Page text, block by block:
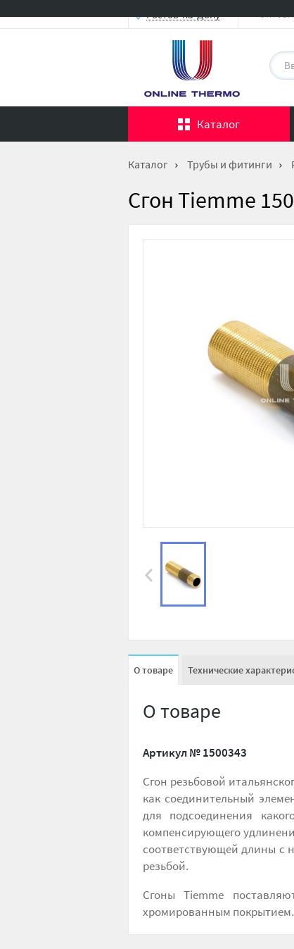
Ростов-на-Дону
Каталог
Каталог Трубы и фитинги
Сгон Tiemme
О товаре Технические
О товаре
Артикул №1500343
Сгон резьбовой
как соединительный
для подсоединения
компенсирующего
соответствующей длины с
резьбой.
Сгоны Tiemme
хромированным покрытием.